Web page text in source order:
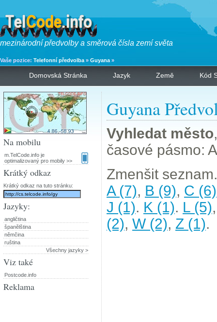
mezinárodní předvolby a směrová čísla zemí světa
Vaše pozice: Telefonní předvolba » Guyana »
Domovská Stránka Jazyk Země Kód
Guyana
Vyhledat město
časové pásmo:
Zmenšit
A (7), B (9), C (6)
J (1). K (1). L (5)
(2), W (2), Z (1).
Na mobilu
m.TelCode.info je
optimalizovaný pro mobily >>
Krátký odkaz
Krátký odkaz na tuto stránku:
Jazyky:
angličtina
španělština
němčina
ruština
Všechny jazyky >
Viz také
Postcode.info
Reklama